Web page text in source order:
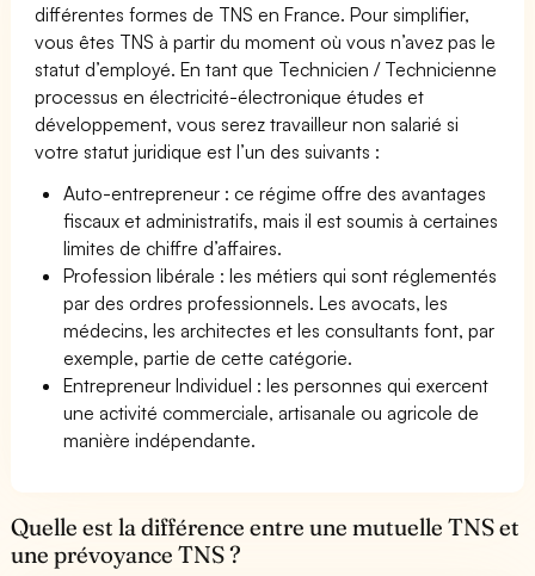
différentes formes de TNS en France. Pour simplifier,
vous êtes TNS à partir du moment où vous n’avez pas le
statut d’employé. En tant que Technicien / Technicienne
processus en électricité-électronique études et
développement, vous serez travailleur non salarié si
votre statut juridique est l’un des suivants :
Auto-entrepreneur : ce régime offre des avantages
fiscaux et administratifs, mais il est soumis à certaines
limites de chiffre d’affaires.
Profession libérale : les métiers qui sont réglementés
par des ordres professionnels. Les avocats, les
médecins, les architectes et les consultants font, par
exemple, partie de cette catégorie.
Entrepreneur Individuel : les personnes qui exercent
une activité commerciale, artisanale ou agricole de
manière indépendante.
Quelle est la différence entre une mutuelle TNS et
une prévoyance TNS ?